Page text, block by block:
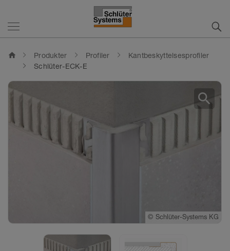
home Produkter Profiler
Kantbeskyttelsesprofiler
Schlüter-ECK-E
© Schlüter-Systems KG
© Schlüter-Systems KG
search